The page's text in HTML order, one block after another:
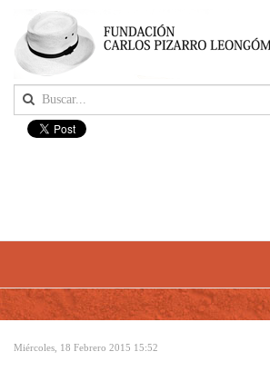
Miércoles, 18 Febrero 2015 15:52